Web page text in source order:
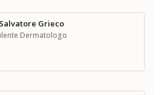
Grieco
Dermatologo